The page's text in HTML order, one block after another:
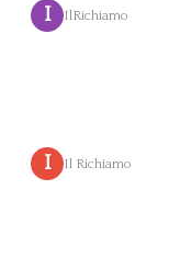
I IlRichiamo
I Il Richiamo